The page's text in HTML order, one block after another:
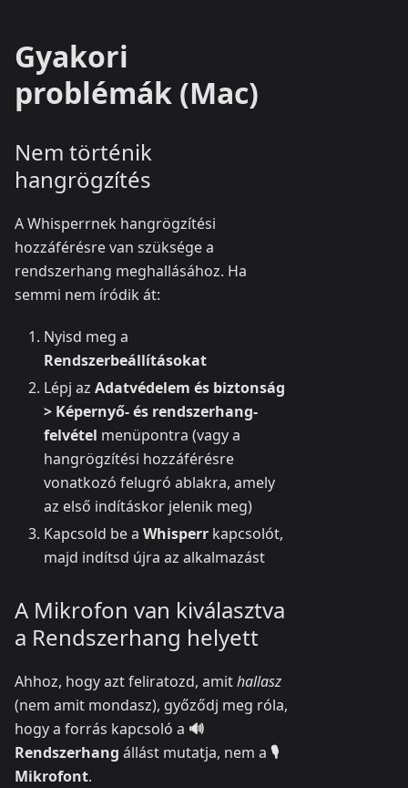
Gyakori
problémák (Mac)
Nem történik
hangrögzítés
A Whisperrnek hangrögzítési
hozzáférésre van szüksége a
rendszerhang meghallásához. Ha
semmi nem íródik át:
Nyisd meg a
Rendszerbeállításokat
Lépj az Adatvédelem és biztonság
> Képernyő- és rendszerhang-
felvétel menüpontra (vagy a
hangrögzítési hozzáférésre
vonatkozó felugró ablakra, amely
az első indításkor jelenik meg)
Kapcsold be a Whisperr kapcsolót,
majd indítsd újra az alkalmazást
A Mikrofon van kiválasztva
a Rendszerhang helyett
Ahhoz, hogy azt feliratozd, amithallasz
(nem amit mondasz), győződj meg róla,
hogy a forrás kapcsoló a 🔊
Rendszerhang állást mutatja, nem a 🎙️
Mikrofont.